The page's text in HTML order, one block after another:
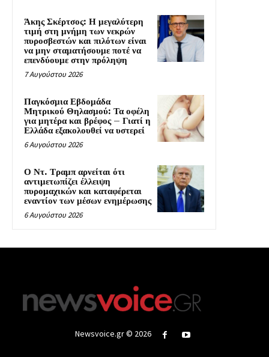
Άκης Σκέρτσος: Η μεγαλύτερη
τιμή στη μνήμη των νεκρών
πυροσβεστών και πιλότων είναι
να μην σταματήσουμε ποτέ να
επενδύουμε στην πρόληψη
7 Αυγούστου 2026
Παγκόσμια Εβδομάδα
Μητρικού Θηλασμού: Τα οφέλη
για μητέρα και βρέφος – Γιατί η
Ελλάδα εξακολουθεί να υστερεί
6 Αυγούστου 2026
Ο Ντ. Τραμπ αρνείται ότι
αντιμετωπίζει έλλειψη
πυρομαχικών και καταφέρεται
εναντίον των μέσων ενημέρωσης
6 Αυγούστου 2026
Newsvoice.gr © 2026